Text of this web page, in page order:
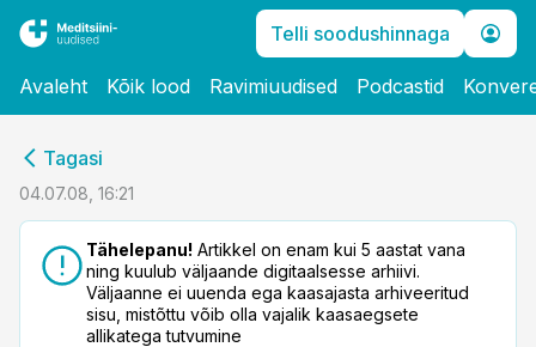
Telli soodushinnaga
Avaleht Kõik lood Ravimiuudised Podcastid
Tagasi
04.07.08, 16:21
Tähelepanu! Artikkel on enam kui 5 aastat vana
ning kuulub väljaande digitaalsesse arhiivi.
Väljaanne ei uuenda ega kaasajasta arhiveeritud
sisu, mistõttu võib olla vajalik kaasaegsete
allikatega tutvumine